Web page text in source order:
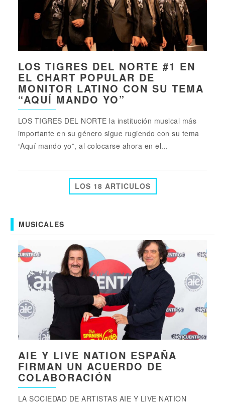
LOS TIGRES DEL NORTE #1 EN
EL CHART POPULAR DE
MONITOR LATINO CON SU TEMA
“AQUÍ MANDO YO”
LOS TIGRES DEL NORTE la institución musical más
importante en su género sigue rugiendo con su tema
“Aquí mando yo”, al colocarse ahora en el...
LOS 18 ARTICULOS
MUSICALES
AIE Y LIVE NATION ESPAÑA
FIRMAN UN ACUERDO DE
COLABORACIÓN
LA SOCIEDAD DE ARTISTAS AIE Y LIVE NATION